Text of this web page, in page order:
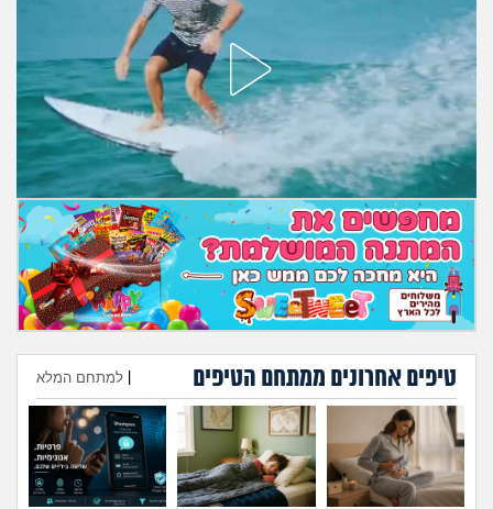
פיננסי וכלכלה
בין הסדינים
חיות מחמד
יוקר המחיה
גאווה
טיפים אחרונים ממתחם הטיפים למתחם המלא
הוספת טיפ